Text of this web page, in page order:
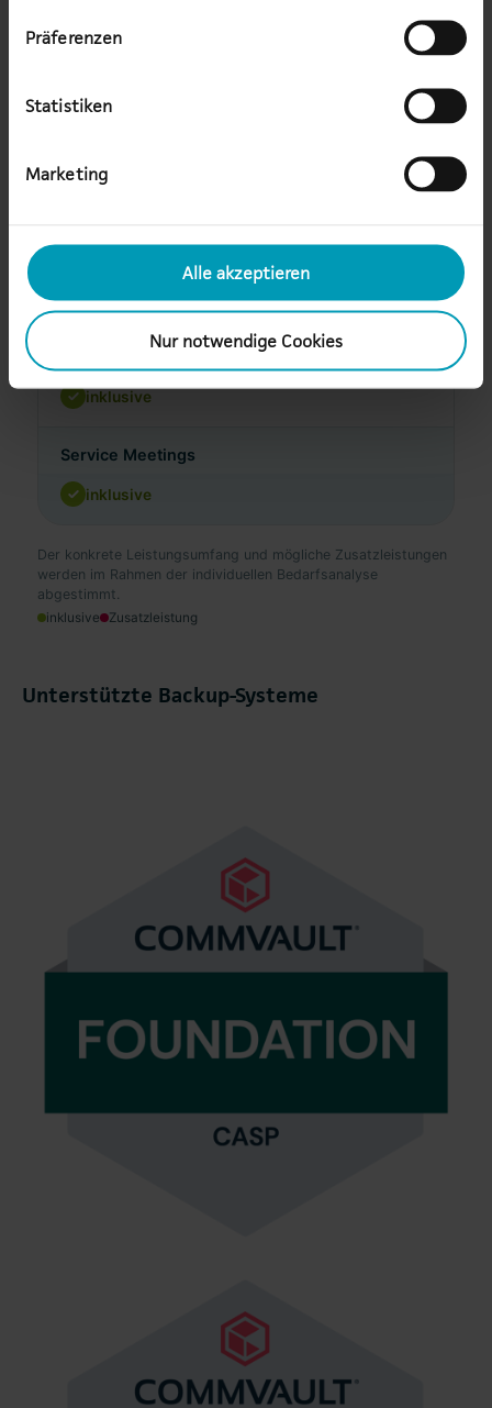
Präferenzen
Statistiken
Marketing
Alle akzeptieren
Nur notwendige Cookies
Betriebsunterstützung
Changes im Rahmen von Service Requests
inklusive
inklusive
Service Meetings
inklusive
Der konkrete Leistungsumfang und mögliche Zusatzleistungen
werden im Rahmen der individuellen Bedarfsanalyse
abgestimmt.
inklusive Zusatzleistung
Unterstützte Backup-Systeme